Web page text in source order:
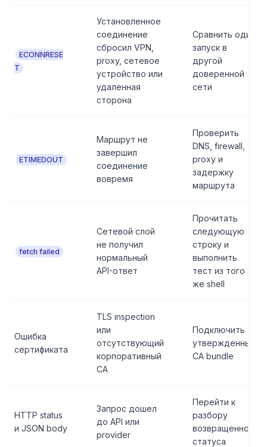
ECONNRESE
T
Установленное
соединение
сбросил VPN,
proxy, сетевое
устройство или
удаленная
сторона
Сравнить один
запуск в
другой
доверенной
сети
ETIMEDOUT
Маршрут не
завершил
соединение
вовремя
Проверить
DNS, firewall,
proxy и
задержку
маршрута
fetch failed
Сетевой слой
не получил
нормальный
API-ответ
Прочитать
следующую
строку и
выполнить
тест из того
же shell
Ошибка
сертификата
TLS inspection
или
отсутствующий
корпоративный
CA
Подключить
утвержденный
CA bundle
HTTP status
и JSON body
Запрос дошел
до API или
provider
Перейти к
разбору
возвращенного
статуса